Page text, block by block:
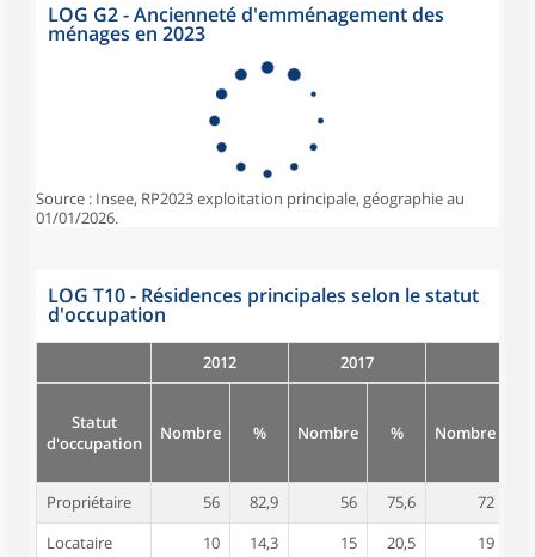
LOG G2 - Ancienneté d'emménagement des
ménages en 2023
Source : Insee, RP2023 exploitation principale, géographie au
01/01/2026.
LOG T10 - Résidences principales selon le statut
d'occupation
2012 2017
Statut
d'occupation
Nombre % Nombre % Nombre
Propriétaire 56 82,9 56 75,6 72
Locataire
10 14,3 15 20,5 19